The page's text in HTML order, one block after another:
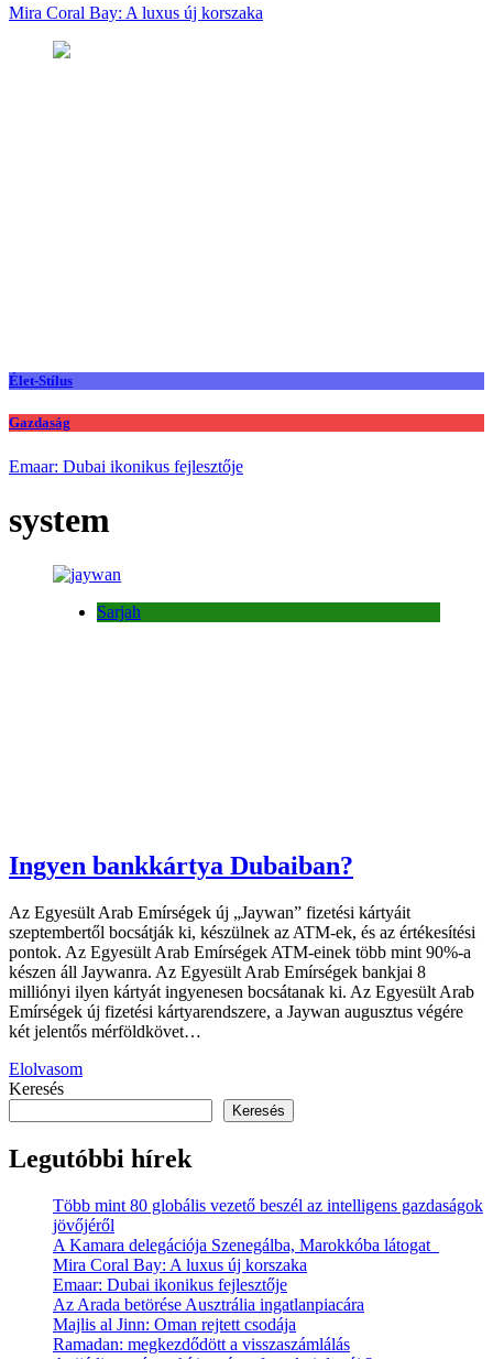
Mira Coral Bay: A luxus új korszaka
Élet-Stílus
Gazdaság
Emaar: Dubai ikonikus fejlesztője
system
Sarjah
Ingyen bankkártya Dubaiban?
Az Egyesült Arab Emírségek új „Jaywan” fizetési kártyáit
szeptembertől bocsátják ki, készülnek az ATM-ek, és az értékesítési
pontok. Az Egyesült Arab Emírségek ATM-einek több mint 90%-a
készen áll Jaywanra. Az Egyesült Arab Emírségek bankjai 8
milliónyi ilyen kártyát ingyenesen bocsátanak ki. Az Egyesült Arab
Emírségek új fizetési kártyarendszere, a Jaywan augusztus végére
két jelentős mérföldkövet…
Elolvasom
Keresés
Keresés
Legutóbbi hírek
Több mint 80 globális vezető beszél az intelligens gazdaságok
jövőjéről
A Kamara delegációja Szenegálba, Marokkóba látogat
Mira Coral Bay: A luxus új korszaka
Emaar: Dubai ikonikus fejlesztője
Az Arada betörése Ausztrália ingatlanpiacára
Majlis al Jinn: Oman rejtett csodája
Ramadan: megkezdődött a visszaszámlálás